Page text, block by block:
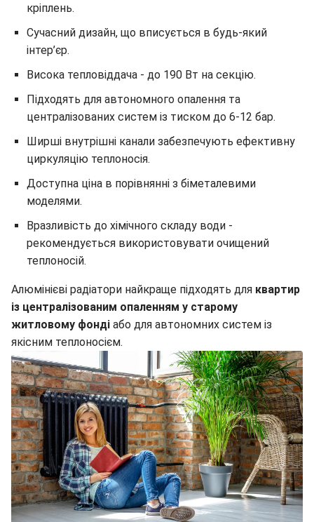
кріплень.
Сучасний дизайн, що вписується в будь-який
інтер’єр.
Висока тепловіддача - до 190 Вт на секцію.
Підходять для автономного опалення та
централізованих систем із тиском до 6-12 бар.
Ширші внутрішні канали забезпечують ефективну
циркуляцію теплоносія.
Доступна ціна в порівнянні з біметалевими
моделями.
Вразливість до хімічного складу води -
рекомендується використовувати очищений
теплоносій.
Алюмінієві радіатори найкраще підходять для квартир
із централізованим опаленням у старому
житловому фонді або для автономних систем із
якісним теплоносієм.